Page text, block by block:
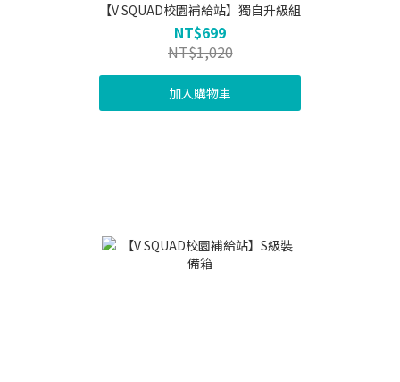
【V SQUAD校園補給站】獨自升級組
NT$699
NT$1,020
加入購物車